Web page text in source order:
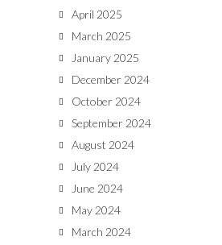
April 2025
March 2025
January 2025
December 2024
October 2024
September 2024
August 2024
July 2024
June 2024
May 2024
March 2024